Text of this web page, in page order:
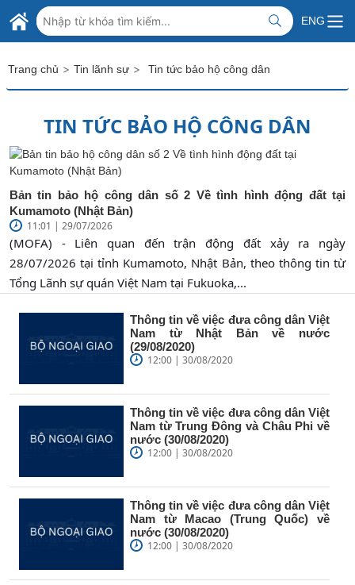
Skip to Main Content
BỘ NGOẠI GIAO VIỆT NAM
MINISTRY OF FOREIGN AFFAIRS
ENG
Trang chủ > Tin lãnh sự > Tin tức bảo hộ công dân
TIN TỨC BẢO HỘ CÔNG DÂN
Bản tin bảo hộ công dân số 2 Về tình hình động đất tại
Kumamoto (Nhật Bản)
11:01 | 29/07/2026
(MOFA) - Liên quan đến trận động đất xảy ra ngày
28/07/2026 tại tỉnh Kumamoto, Nhật Bản, theo thông tin từ
Tổng Lãnh sự quán Việt Nam tại Fukuoka,...
Thông tin về việc đưa công dân Việt
Nam từ Nhật Bản về nước
(29/08/2020)
12:00 | 30/08/2020
Thông tin về việc đưa công dân Việt
Nam từ Trung Đông và Châu Phi về
nước (30/08/2020)
12:00 | 30/08/2020
Thông tin về việc đưa công dân Việt
Nam từ Macao (Trung Quốc) về
nước (30/08/2020)
12:00 | 30/08/2020